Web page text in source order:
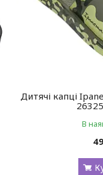
Дитячі капці
В